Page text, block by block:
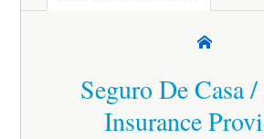
Seguro De Casa
Insurance